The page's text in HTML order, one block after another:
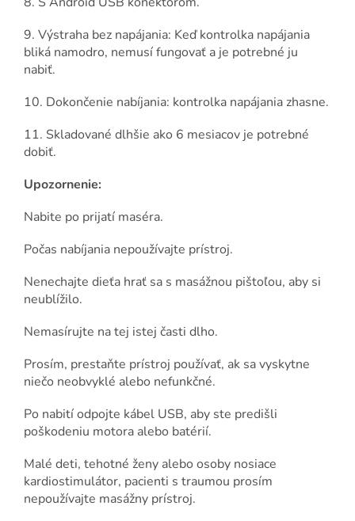
9. Výstraha bez napájania: Keď kontrolka napájania
bliká namodro, nemusí fungovať a je potrebné ju
nabiť.
10. Dokončenie nabíjania: kontrolka napájania zhasne.
11. Skladované dlhšie ako 6 mesiacov je potrebné
dobiť.
Upozornenie:
Nabite po prijatí maséra.
Počas nabíjania nepoužívajte prístroj.
Nenechajte dieťa hrať sa s masážnou pištoľou, aby si
neublížilo.
Nemasírujte na tej istej časti dlho.
Prosím, prestaňte prístroj používať, ak sa vyskytne
niečo neobvyklé alebo nefunkčné.
Po nabití odpojte kábel USB, aby ste predišli
poškodeniu motora alebo batérií.
Malé deti, tehotné ženy alebo osoby nosiace
kardiostimulátor, pacienti s traumou prosím
nepoužívajte masážny prístroj.